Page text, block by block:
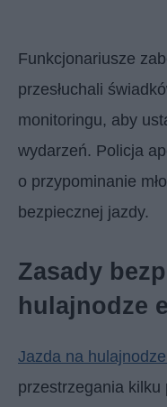
Funkcjonariusze
przesłuchali
monitoringu, aby
wydarzeń. Policja
o przypominanie
bezpiecznej jazdy.
Zasady
hulajnodze
Jazda na
przestrzegania kilku